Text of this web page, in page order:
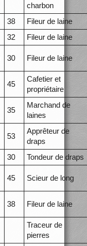
charbon
38
Fileur de laine
32
Fileur de laine
30 Fileur de laine
45
Cafetier et
propriétaire
35
Marchand de
laines
53
Apprêteur de
draps
30
Tondeur de draps
45 Scieur de long
38 Fileur de laine
Traceur de
pierres